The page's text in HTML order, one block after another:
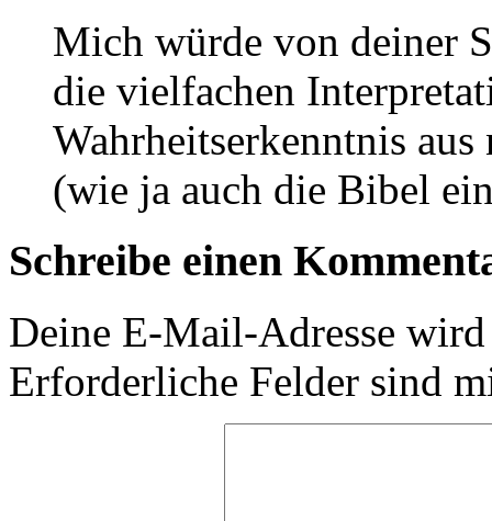
Mich würde von deiner
die vielfachen
Wahrheitserkenntnis
(wie ja auch die Bibel
Schreibe einen
Deine E-Mail-Adresse
Erforderliche Felder sind